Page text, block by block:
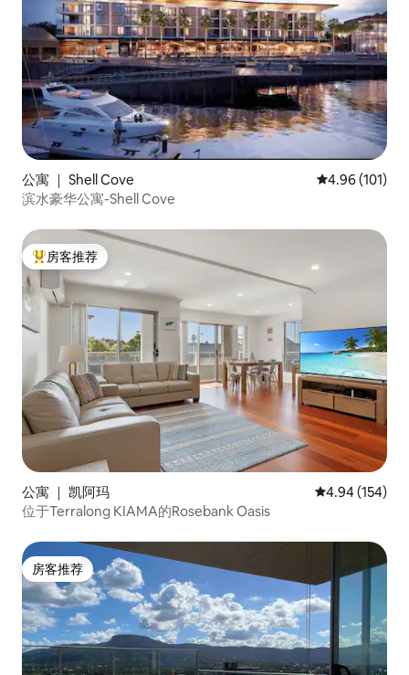
公寓 ｜ Shell Cove 平均评分 4.96
4.96 (101)
滨水豪华公寓-Shell Cove
热门「房客推荐」
房客推荐
公寓 ｜ 凯阿玛 平均评分 4.94
4.94 (154)
位于Terralong KIAMA的Rosebank Oasis
房客推荐
房客推荐